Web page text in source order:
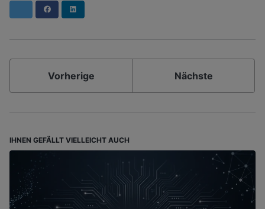
Facebook
Vorherige Nächste
IHNEN GEFÄLLT VIELLEICHT AUCH